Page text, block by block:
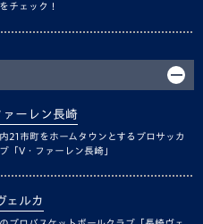
チェック！
ァーレン長崎
21市町をホームタウンとするプロサッカ
「V・ファーレン長崎」
ェルカ